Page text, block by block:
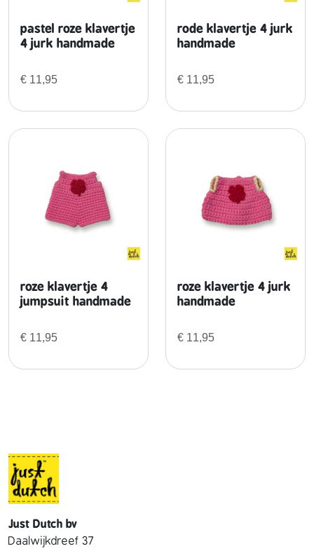
pastel roze klavertje
4 jurk handmade
€ 11,95
rode klavertje 4 jurk
handmade
€ 11,95
roze klavertje 4
jumpsuit handmade
€ 11,95
roze klavertje 4 jurk
handmade
€ 11,95
Just Dutch bv
Daalwijkdreef 37